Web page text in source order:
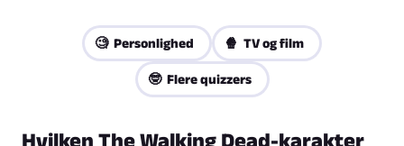
🧐 Personlighed 🍿 TV og film
🤓 Flere quizzers
Hvilken The Walking Dead-karakter